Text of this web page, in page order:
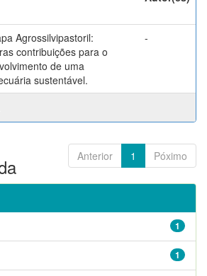
Agrossilvipastoril:
contribuições para o
de uma
sustentável.
-
Anterior 1 Póximo
1
1